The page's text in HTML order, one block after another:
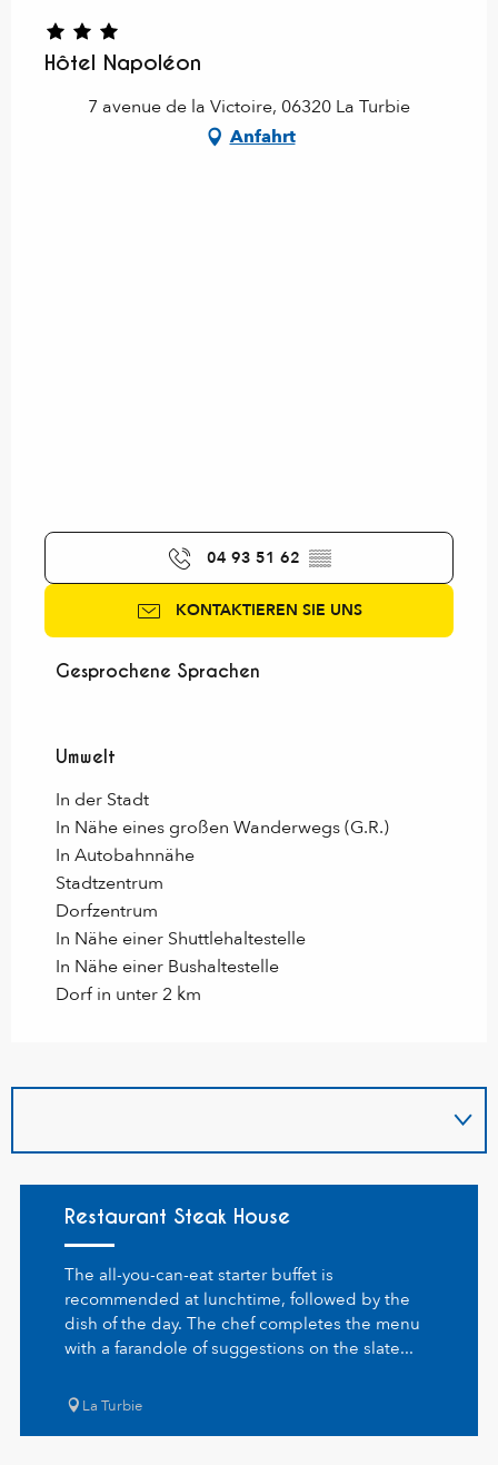
Hôtel Napoléon
7 avenue de la Victoire, 06320 La Turbie
Anfahrt
04 93 51 62 ▒▒
KONTAKTIEREN SIE UNS
Gesprochene Sprachen
Gesprochene Sprachen
Umwelt
Umwelt
In der Stadt
In Nähe eines großen Wanderwegs (G.R.)
In Autobahnnähe
Stadtzentrum
Dorfzentrum
In Nähe einer Shuttlehaltestelle
In Nähe einer Bushaltestelle
Dorf in unter 2 km
Restaurant Steak House
The all-you-can-eat starter buffet is
recommended at lunchtime, followed by the
dish of the day. The chef completes the menu
with a farandole of suggestions on the slate...
La Turbie